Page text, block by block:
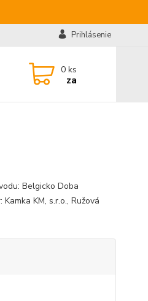
Prihlásenie
0 ks
za
Belgicko Doba
KM, s.r.o., Ružová